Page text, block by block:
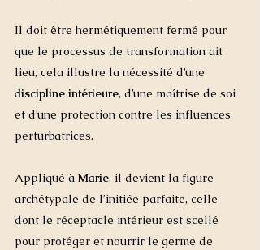
Il doit être hermétiquement fermé pour
que le processus de transformation ait
lieu, cela illustre la nécessité d’une
discipline intérieure, d’une maîtrise de soi
et d’une protection contre les influences
perturbatrices.
Appliqué à Marie, il devient la figure
archétypale de l’initiée parfaite, celle
dont le réceptacle intérieur est scellé
pour protéger et nourrir le germe de